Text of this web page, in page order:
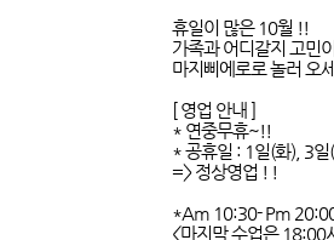
휴일이 많은 10월 !!
가족과 어디갈지 고민
마지삐에로로 놀러 오
[ 영업 안내 ]
* 연중무휴~!!
* 공휴일 : 1일(화), 3일
=> 정상영업 ! !
*Am 10:30- Pm
<마지막 수업은 18:00